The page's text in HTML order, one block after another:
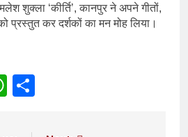
शुक्ला ‘कीर्ति’, कानपुर ने अपने गीतों,
प्रस्तुत कर दर्शकों का मन मोह लिया।
WhatsApp